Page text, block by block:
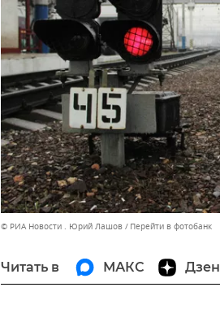
© РИА Новости . Юрий Лашов Перейти в фотобанк
Читать в МАКС Дзен